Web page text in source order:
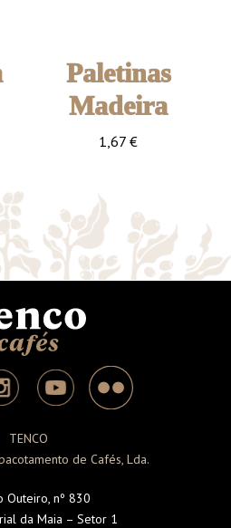
Paletinas
Madeira
1,67 €
TENCO
de Cafés, Lda.
Outeiro, nº 830
da Maia – Setor 1